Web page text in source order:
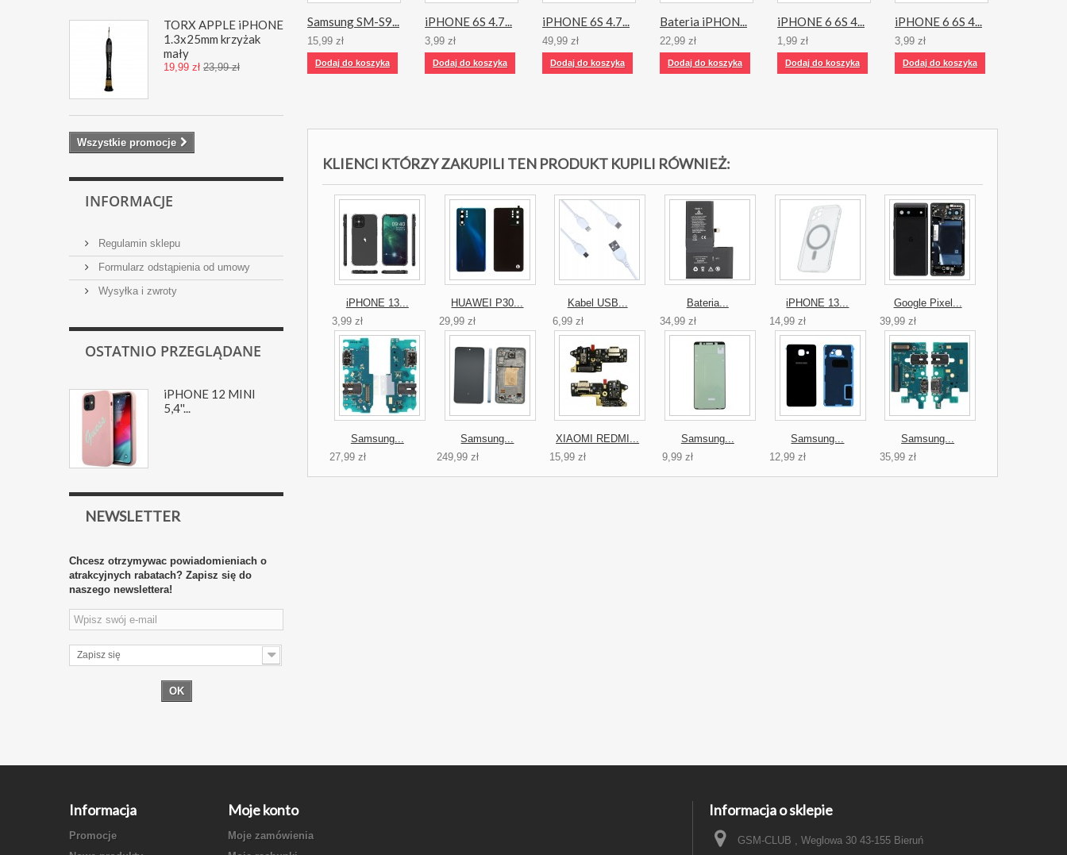
TORX APPLE iPHONE
1.3x25mm krzyżak
mały
19,99 zł 23,99 zł
Wszystkie promocje
INFORMACJE
Regulamin sklepu
Formularz odstąpienia od umowy
Wysyłka i zwroty
OSTATNIO PRZEGLĄDANE
iPHONE 12 MINI
5,4''...
NEWSLETTER
Chcesz otrzymywac powiadomieniach o
atrakcyjnych rabatach? Zapisz się do
naszego newslettera!
Zapisz się
OK
Samsung SM-S9...
15,99 zł
Dodaj do koszyka
iPHONE 6S 4.7...
3,99 zł
Dodaj do koszyka
iPHONE 6S 4.7...
49,99 zł
Dodaj do koszyka
Bateria iPHON...
22,99 zł
Dodaj do koszyka
iPHONE 6 6S 4...
1,99 zł
Dodaj do koszyka
iPHONE 6 6S 4...
3,99 zł
Dodaj do koszyka
KLIENCI KTÓRZY ZAKUPILI TEN PRODUKT KUPILI RÓWNIEŻ:
iPHONE 13...
3,99 zł
HUAWEI P30...
29,99 zł
Kabel USB...
6,99 zł
Bateria...
34,99 zł
iPHONE 13...
14,99 zł
Google Pixel...
39,99 zł
Samsung...
27,99 zł
Samsung...
249,99 zł
XIAOMI REDMI...
15,99 zł
Samsung...
9,99 zł
Samsung...
12,99 zł
Samsung...
35,99 zł
Informacja
Promocje
Moje konto
Moje zamówienia
Informacja o sklepie
GSM-CLUB , Weglowa 30 43-155 Bieruń